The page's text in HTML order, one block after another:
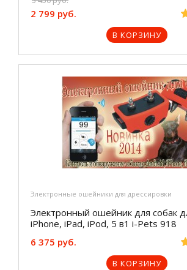
2 799 руб.
В КОРЗИНУ
Электронные ошейники для дрессировки
Электронный ошейник для собак
iPhone, iPad, iPod, 5 в1 i-Pets 918
6 375 руб.
В КОРЗИНУ